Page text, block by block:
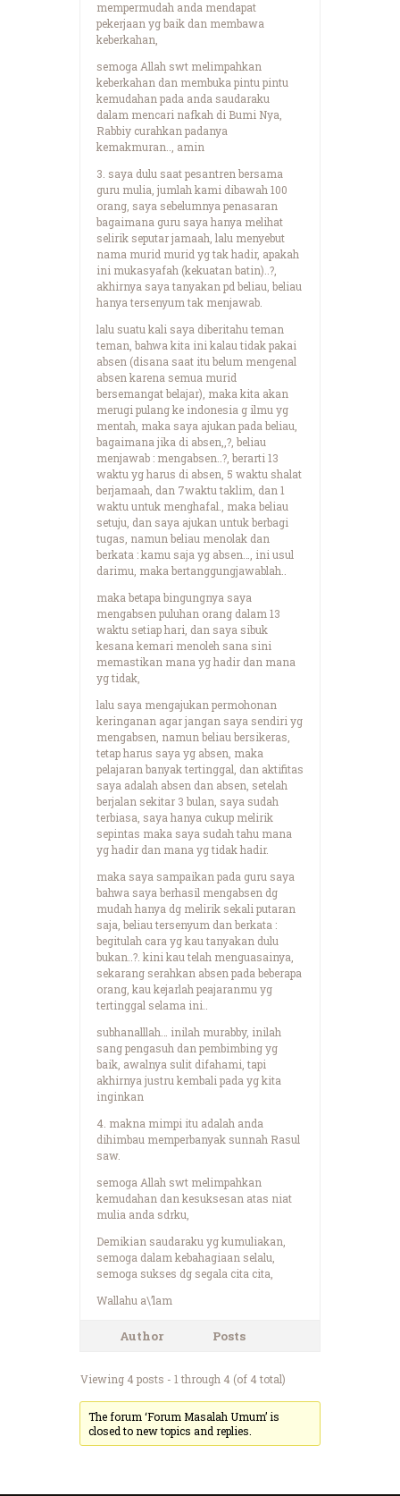
mempermudah anda mendapat
pekerjaan yg baik dan membawa
keberkahan,
semoga Allah swt melimpahkan
keberkahan dan membuka pintu pintu
kemudahan pada anda saudaraku
dalam mencari nafkah di Bumi Nya,
Rabbiy curahkan padanya
kemakmuran.., amin
3. saya dulu saat pesantren bersama
guru mulia, jumlah kami dibawah 100
orang, saya sebelumnya penasaran
bagaimana guru saya hanya melihat
selirik seputar jamaah, lalu menyebut
nama murid murid yg tak hadir, apakah
ini mukasyafah (kekuatan batin)..?,
akhirnya saya tanyakan pd beliau, beliau
hanya tersenyum tak menjawab.
lalu suatu kali saya diberitahu teman
teman, bahwa kita ini kalau tidak pakai
absen (disana saat itu belum mengenal
absen karena semua murid
bersemangat belajar), maka kita akan
merugi pulang ke indonesia g ilmu yg
mentah, maka saya ajukan pada beliau,
bagaimana jika di absen,,?, beliau
menjawab : mengabsen..?, berarti 13
waktu yg harus di absen, 5 waktu shalat
berjamaah, dan 7waktu taklim, dan 1
waktu untuk menghafal., maka beliau
setuju, dan saya ajukan untuk berbagi
tugas, namun beliau menolak dan
berkata : kamu saja yg absen…, ini usul
darimu, maka bertanggungjawablah..
maka betapa bingungnya saya
mengabsen puluhan orang dalam 13
waktu setiap hari, dan saya sibuk
kesana kemari menoleh sana sini
memastikan mana yg hadir dan mana
yg tidak,
lalu saya mengajukan permohonan
keringanan agar jangan saya sendiri yg
mengabsen, namun beliau bersikeras,
tetap harus saya yg absen, maka
pelajaran banyak tertinggal, dan aktifitas
saya adalah absen dan absen, setelah
berjalan sekitar 3 bulan, saya sudah
terbiasa, saya hanya cukup melirik
sepintas maka saya sudah tahu mana
yg hadir dan mana yg tidak hadir.
maka saya sampaikan pada guru saya
bahwa saya berhasil mengabsen dg
mudah hanya dg melirik sekali putaran
saja, beliau tersenyum dan berkata :
begitulah cara yg kau tanyakan dulu
bukan..?. kini kau telah menguasainya,
sekarang serahkan absen pada beberapa
orang, kau kejarlah peajaranmu yg
tertinggal selama ini..
subhanalllah… inilah murabby, inilah
sang pengasuh dan pembimbing yg
baik, awalnya sulit difahami, tapi
akhirnya justru kembali pada yg kita
inginkan
4. makna mimpi itu adalah anda
dihimbau memperbanyak sunnah Rasul
saw.
semoga Allah swt melimpahkan
kemudahan dan kesuksesan atas niat
mulia anda sdrku,
Demikian saudaraku yg kumuliakan,
semoga dalam kebahagiaan selalu,
semoga sukses dg segala cita cita,
Wallahu a\’lam
Author Posts
Viewing 4 posts - 1 through 4 (of 4 total)
The forum ‘Forum Masalah Umum’ is
closed to new topics and replies.